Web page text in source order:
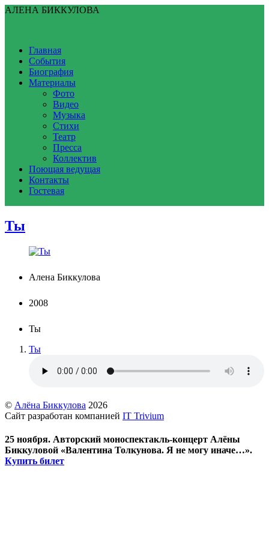
АЛЕНА БИККУЛОВА
Главная
События
Биография
Материалы
Фото
Видео
Музыка
Стихи
Театр
Пресса
Коллектив
Поющая ведущая
Контакты
Гостевая
Ты
Алена Биккулова
2008
Ты
Ты
© Алёна Биккулова 2026
Сайт разработан компанией IT Trivium
25 ноября. Авторский моноспектакль-концерт Алёны
Биккуловой «Валентина Толкунова. Я не могу иначе…».
Купить билет